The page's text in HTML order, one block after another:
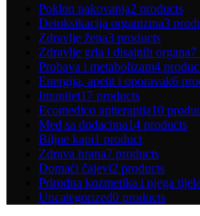
Poklon pakovanja2 products
Detoksikacija organizma3
Zdravlje žena3 products
Zdravlje grla i disajnih organa7
Probava i metabolizam4
Energija, apetit i oporavak6
Imunitet17 products
Ecomedico apiterapija10
Med sa dodacima14 products
Biljne kapi1 product
Zdrava hrana7 products
Domaći čajevi2 products
Prirodna kozmetika i njega tijela
Uncategorized0 products